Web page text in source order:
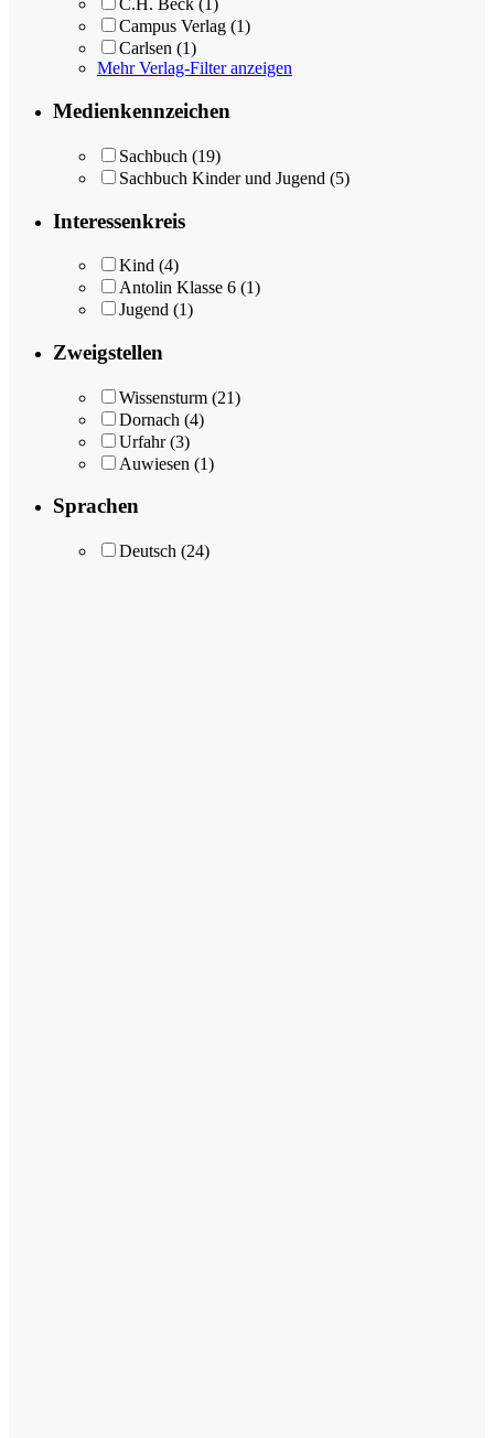
C.H. Beck (1)
Campus Verlag (1)
Carlsen (1)
Mehr Verlag-Filter anzeigen
Medienkennzeichen
Sachbuch (19)
Sachbuch Kinder und Jugend (5)
Interessenkreis
Kind (4)
Antolin Klasse 6 (1)
Jugend (1)
Zweigstellen
Wissensturm (21)
Dornach (4)
Urfahr (3)
Auwiesen (1)
Sprachen
Deutsch (24)